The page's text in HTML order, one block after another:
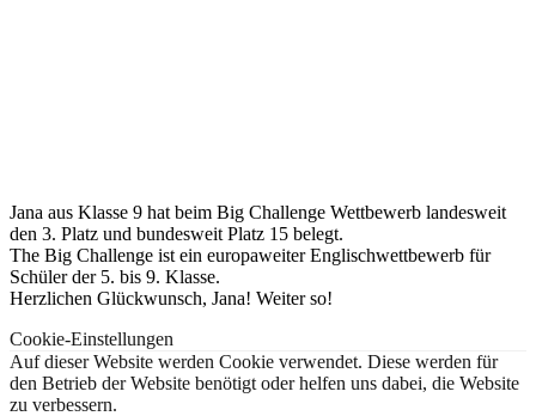
Jana aus Klasse 9 hat beim Big Challenge Wettbewerb landesweit
den 3. Platz und bundesweit Platz 15 belegt.
The Big Challenge ist ein europaweiter Englischwettbewerb für
Schüler der 5. bis 9. Klasse.
Herzlichen Glückwunsch, Jana! Weiter so!
Cookie-Einstellungen
Auf dieser Website werden Cookie verwendet. Diese werden für
den Betrieb der Website benötigt oder helfen uns dabei, die Website
zu verbessern.